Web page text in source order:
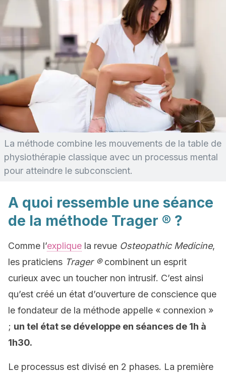
La méthode combine les mouvements de la table de
physiothérapie classique avec un processus mental
pour atteindre le subconscient.
A quoi ressemble une séance
de la méthode Trager ® ?
Comme l’explique la revue Osteopathic Medicine,
les praticiens Trager ®combinent un esprit
curieux avec un toucher non intrusif. C’est ainsi
qu’est créé un état d’ouverture de conscience que
le fondateur de la méthode appelle « connexion »
; un tel état se développe en séances de 1h à
1h30.
Le processus est divisé en 2 phases. La première